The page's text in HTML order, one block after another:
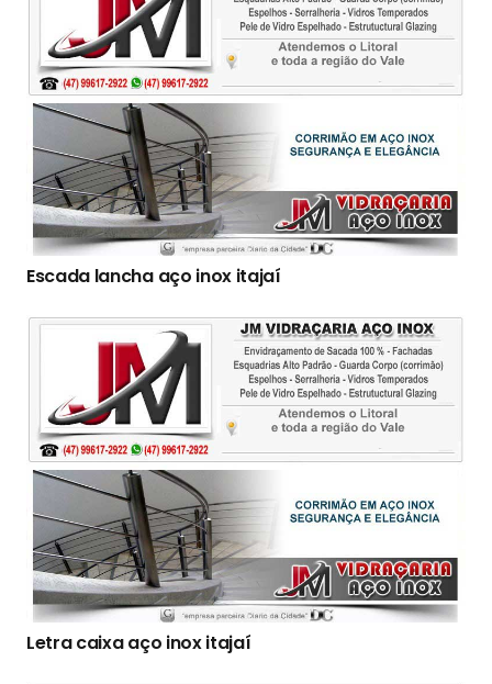
Escada lancha aço inox itajaí
Letra caixa aço inox itajaí